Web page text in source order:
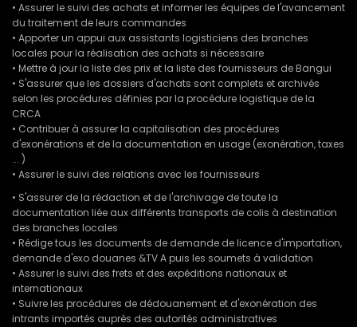
• Assurer le suivi des achats et informer les équipes de l'avancement
du traitement de leurs commandes
• Apporter un appui aux assistants logisticiens des branches
locales pour la réalisation des achats si nécessaire
• Mettre à jour la liste des prix et la liste des fournisseurs de Bangui
• S'assurer que les dossiers d'achats sont complets et archivés
selon les procédures définies par la procédure logistique de la
CRCA
• Contribuer à assurer la capitalisation des procédures
d'exonérations et de la documentation en usage (exonération, taxes
... )
• Assurer le suivi des relations avec les fournisseurs
• S'assurer de la rédaction et de l'archivage de toute la
documentation liée aux différents transports de colis à destination
des branches locales
• Rédige tous les documents de demande de licence d'importation,
demande d'exo douanes &TV A puis les soumets à validation
• Assurer le suivi des frets et des expéditions nationaux et
internationaux
• Suivre les procédures de dédouanement et d'exonération des
intrants importés auprès des autorités administratives